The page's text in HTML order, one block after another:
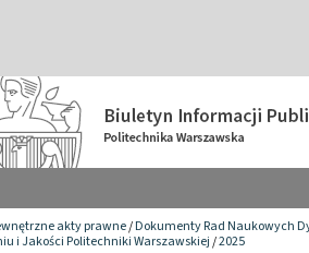
akty prawne/Dokumenty Rad Naukowych
i Jakości Politechniki Warszawskiej/2025